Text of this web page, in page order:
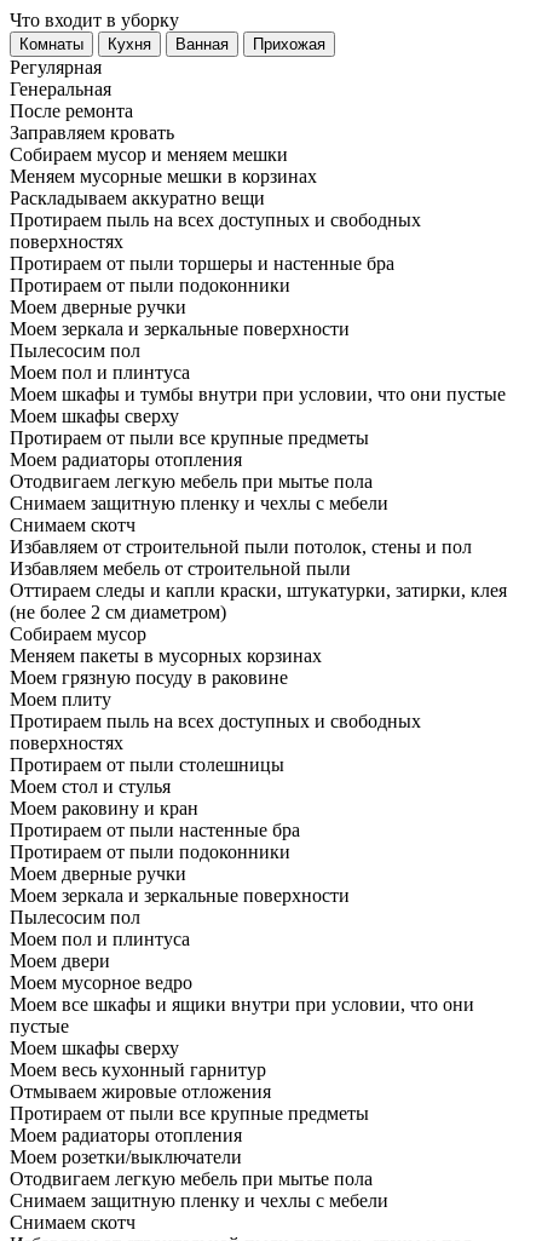
Что входит в уборку
Регу­лярная
Гене­ральная
После ремонта
Заправляем кровать
Собираем мусор и меняем мешки
Меняем мусорные мешки в корзинах
Раскладываем аккуратно вещи
Протираем пыль на всех доступных и свободных
поверхностях
Протираем от пыли торшеры и настенные бра
Протираем от пыли подоконники
Моем дверные ручки
Моем зеркала и зеркальные поверхности
Пылесосим пол
Моем пол и плинтуса
Моем шкафы и тумбы внутри при условии, что они пустые
Моем шкафы сверху
Протираем от пыли все крупные предметы
Моем радиаторы отопления
Отодвигаем легкую мебель при мытье пола
Снимаем защитную пленку и чехлы с мебели
Снимаем скотч
Избавляем от строительной пыли потолок, стены и пол
Избавляем мебель от строительной пыли
Оттираем следы и капли краски, штукатурки, затирки, клея
(не более 2 см диаметром)
Собираем мусор
Меняем пакеты в мусорных корзинах
Моем грязную посуду в раковине
Моем плиту
Протираем пыль на всех доступных и свободных
поверхностях
Протираем от пыли столешницы
Моем стол и стулья
Моем раковину и кран
Протираем от пыли настенные бра
Протираем от пыли подоконники
Моем дверные ручки
Моем зеркала и зеркальные поверхности
Пылесосим пол
Моем пол и плинтуса
Моем двери
Моем мусорное ведро
Моем все шкафы и ящики внутри при условии, что они
пустые
Моем шкафы сверху
Моем весь кухонный гарнитур
Отмываем жировые отложения
Протираем от пыли все крупные предметы
Моем радиаторы отопления
Моем розетки/выключатели
Отодвигаем легкую мебель при мытье пола
Снимаем защитную пленку и чехлы с мебели
Снимаем скотч